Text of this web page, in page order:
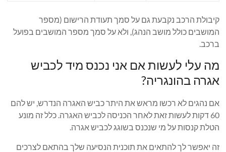
קיבולת הרכב נקבעת גם על סמך תעודת הרישום (מספר
המושבים כולל מושב הנהג), ולא על סמך מספר המושבים בפועל
ברכב.
מה עלי לעשות אם אני נכנס מיד לכביש
אגרה בהונגריה?
אם נהגים לא רכשו מראש את היתר כביש האגרה הנדרש, יש להם
60 דקות לעשות זאת לאחר הכניסה לכביש האגרה. כלל זה מונע
הטלת קנסות על מי שנכנס בשוגג לכביש אגרה.
זה יאפשר לך להתאים את תוכנית הנסיעה שלך בהתאם לצרכים